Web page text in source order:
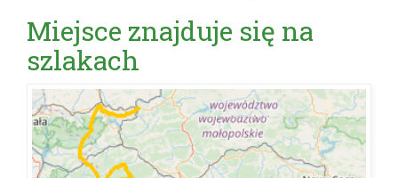
Miejsce znajduje się na
szlakach